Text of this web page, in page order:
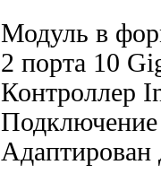
Модуль в
2 порта 10
Контроллер
Адаптирован